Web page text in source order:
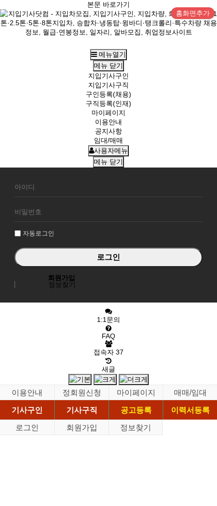
본문 바로가기
홈화면추가
메뉴열기
메뉴 닫기
지입기사구인
지입기사구직
구인등록(채용)
구직등록(인재)
마이페이지
이용안내
공지사항
임대/매매
사용자메뉴
메뉴 닫기
원
그
자동로그인
회원가입
정보찾기
1:1문의
FAQ
접속자 37
새글
이용안내 정회원신청 마이페이지
매매/임대
기사구인
기사구직 공고등록
이력서등록
로그인
회원가입 정보찾기